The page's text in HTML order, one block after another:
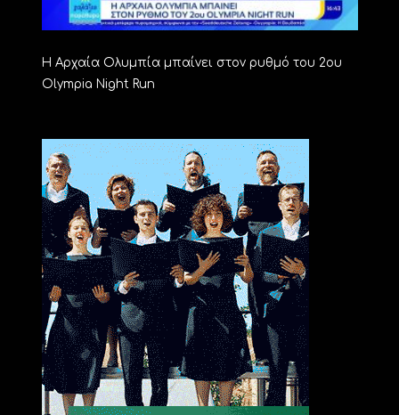
Η Αρχαία Ολυμπία μπαίνει στον ρυθμό του 2ου
Olympia Night Run